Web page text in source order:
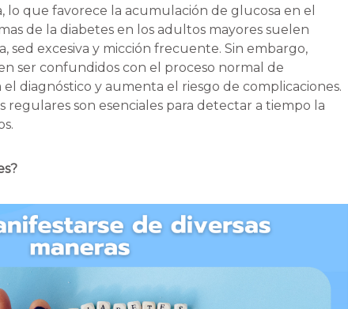
lo que favorece la acumulación de glucosa en el
de la diabetes en los adultos mayores suelen
sed excesiva y micción frecuente. Sin embargo,
ser confundidos con el proceso normal de
el diagnóstico y aumenta el riesgo de complicaciones.
regulares son esenciales para detectar a tiempo la